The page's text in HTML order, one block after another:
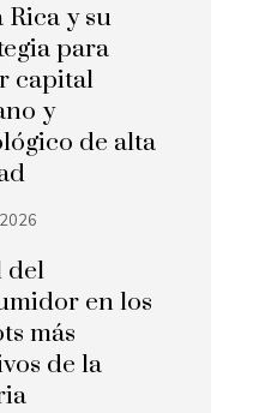
Rica y su
para
capital
y
de alta
del
en los
más
de la